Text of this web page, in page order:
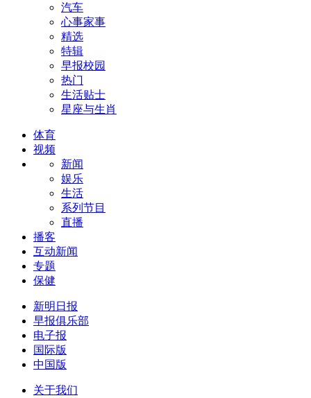
汽车
心事家事
精选
特辑
早报校园
热门
生活贴士
星座与生肖
体育
视频
新闻
娱乐
生活
系列节目
直播
播客
互动新闻
专题
保健
新明日报
早报俱乐部
电子报
国际版
中国版
关于我们